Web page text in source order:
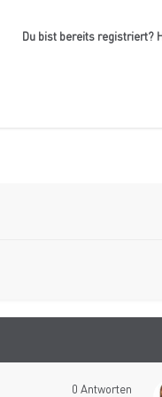
Du bist bereits registriert?
0 Antworten